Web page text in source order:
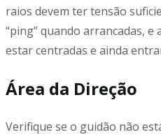
raios devem ter tensão
“ping” quando arrancadas,
estar centradas e ainda
Área da Direção
Verifique se o guidão não